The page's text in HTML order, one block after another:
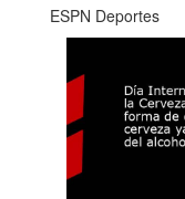
ESPN Deportes